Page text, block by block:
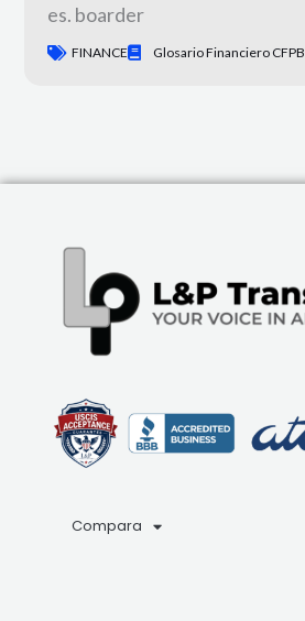
es. boarder
FINANCE Glosario Financiero CFPB
Compara